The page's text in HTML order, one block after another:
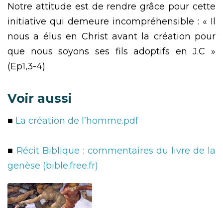
Notre attitude est de rendre grâce pour cette
initiative qui demeure incompréhensible : « Il
nous a élus en Christ avant la création pour
que nous soyons ses fils adoptifs en J.C »
(Ep1,3-4)
Voir aussi
■ La création de l’homme.pdf
■ Récit Biblique : commentaires du livre de la
genèse (bible.free.fr)